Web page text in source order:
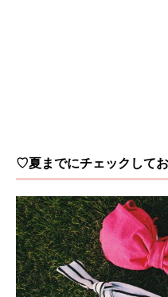
♡夏までにチェックして